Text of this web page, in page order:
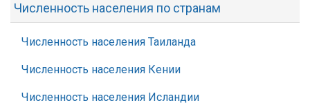
Численность населения по странам
Численность населения Таиланда
Численность населения Кении
Численность населения Исландии